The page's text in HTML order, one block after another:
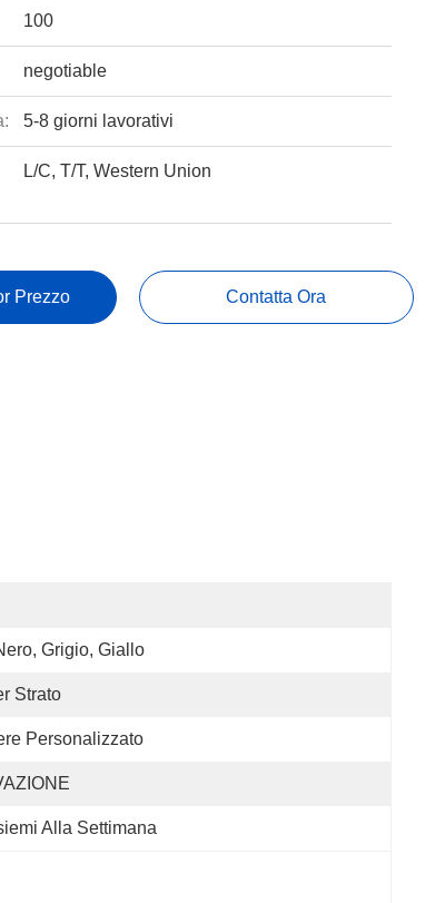
100
negotiable
5-8 giorni lavorativi
L/C, T/T, Western Union
Prezzo Contatta Ora
Grigio, Giallo
Strato
Personalizzato
Alla Settimana